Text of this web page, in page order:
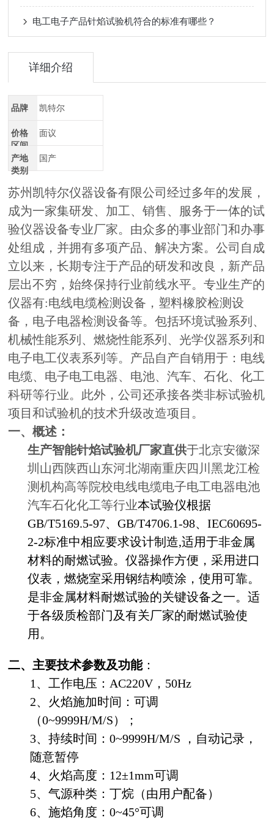
电工电子产品针焰试验机符合的标准有哪些？
详细介绍
品牌 凯特尔
价格
区间
面议
产地
类别
国产
苏州凯特尔仪器设备有限公司经过多年的发展，
成为一家集研发、加工、销售、服务于一体的试
验仪器设备专业厂家。由众多的事业部门和办事
处组成，并拥有多项产品、解决方案。公司自成
立以来，长期专注于产品的研发和改良，新产品
层出不穷，始终保持行业前线水平。专业生产的
仪器有:电线电缆检测设备，塑料橡胶检测设
备，电子电器检测设备等。包括环境试验系列、
机械性能系列、燃烧性能系列、光学仪器系列和
电子电工仪表系列等。产品自产自销用于：电线
电缆、电子电工电器、电池、汽车、石化、化工
科研等行业。此外，公司还承接各类非标试验机
项目和试验机的技术升级改造项目。
一、概述：
生产智能针焰试验机厂家直供于北京安徽深
圳山西陕西山东河北湖南重庆四川黑龙江检
测机构高等院校电线电缆电子电工电器电池
汽车石化化工等行业本试验仪根据
GB/T5169.5-97、GB/T4706.1-98、IEC60695-
2-2标准中相应要求设计制造,适用于非金属
材料的耐燃试验。仪器操作方便，采用进口
仪表，燃烧室采用钢结构喷涂，使用可靠。
是非金属材料耐燃试验的关键设备之一。适
于各级质检部门及有关厂家的耐燃试验使
用。
二、主要技术参数及功能：
1、工作电压：AC220V，50Hz
2、火焰施加时间：可调
（0~9999H/M/S）；
3、持续时间：0~9999H/M/S ，自动记录，
随意暂停
4、火焰高度：12±1mm可调
5、气源种类：丁烷（由用户配备）
6、施焰角度：0~45°可调